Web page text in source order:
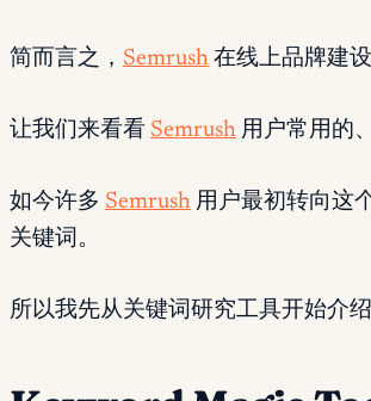
简而言之， Semrush 在线上品牌建
让我们来看看 Semrush 用户常用的
如今许多 Semrush 用户最初转向这
关键词。
所以我先从关键词研究工具开始介绍